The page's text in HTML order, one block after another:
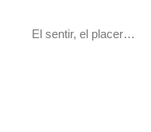
El sentir, el placer…